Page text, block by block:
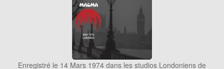
Enregistré le 14 Mars 1974 dans les studios Londoniens de